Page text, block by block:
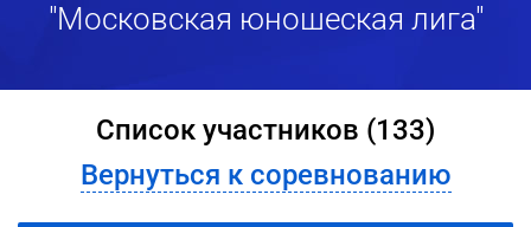
"Московская юношеская лига"
Список участников (133)
Вернуться к соревнованию